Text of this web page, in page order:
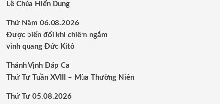
Lễ Chúa Hiển Dung
Thứ Năm 06.08.2026
Được biến đổi khi chiêm ngắm
vinh quang Đức Kitô
Thánh Vịnh Đáp Ca
Thứ Tư Tuần XVIII – Mùa Thường Niên
Thứ Tư 05.08.2026